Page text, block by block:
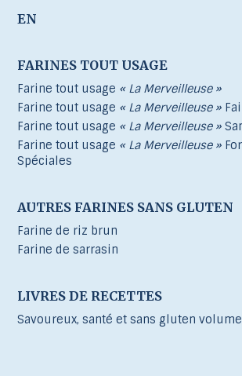
EN
FARINES TOUT USAGE
Farine tout usage « La Merveilleuse »
Farine tout usage « La Merveilleuse »
Farine tout usage « La Merveilleuse »
Farine tout usage « La Merveilleuse »
Spéciales
AUTRES FARINES SANS GLUTEN
Farine de riz brun
Farine de sarrasin
LIVRES DE RECETTES
Savoureux, santé et sans gluten